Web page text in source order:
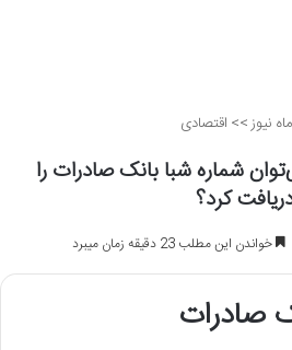
ماه نیوز>> اقتصادی
شماره شبا بانک صادرات را
کرد؟
خواندن این مطلب 23 دقیقه زمان میبرد
صادرات